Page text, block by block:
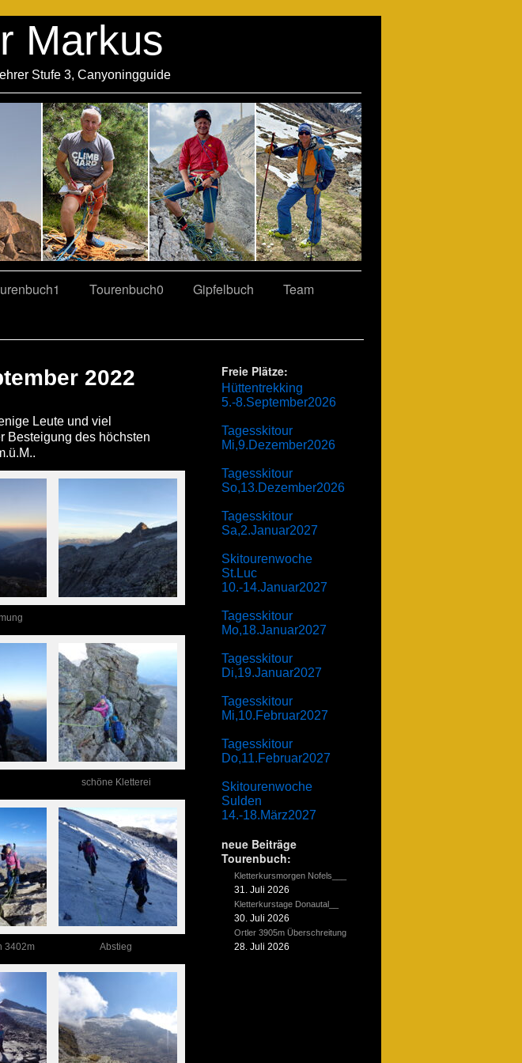
Markus
Stufe 3, Canyoningguide
Tourenbuch0 Gipfelbuch
Team
Freie Plätze:
Hüttentrekking
5.-8.September2026
Tagesskitour
Mi,9.Dezember2026
Tagesskitour
So,13.Dezember2026
Tagesskitour
Sa,2.Januar2027
Skitourenwoche
St.Luc
10.-14.Januar2027
Tagesskitour
Mo,18.Januar2027
Tagesskitour
Di,19.Januar2027
Tagesskitour
Mi,10.Februar2027
Tagesskitour
Do,11.Februar2027
Skitourenwoche
Sulden
14.-18.März2027
neue Beiträge
Tourenbuch:
Kletterkursmorgen Nofels___
31. Juli 2026
Kletterkurstage Donautal__
30. Juli 2026
Ortler 3905m Überschreitung
28. Juli 2026
2022
Leute und viel
Besteigung des höchsten
schöne Kletterei
3402m Abstieg